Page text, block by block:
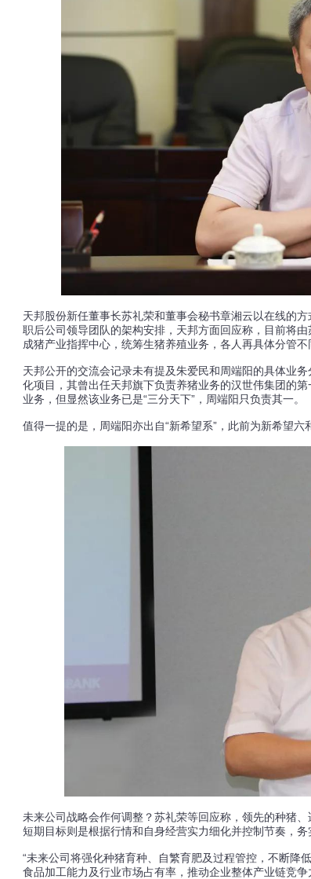
天邦股份新任董事长苏礼荣和董事会秘书章湘云以在线的
职后公司领导团队的架构安排，天邦方面回应称，目前将
成猪产业指挥中心，统筹生猪养殖业务，各人再具体分管
天邦公开的交流会记录未有提及朱爱民和周端阳的具体业
化项目，其曾出任天邦旗下负责养猪业务的汉世伟集团的
业务，但显然该业务已是“三分天下”，周端阳只负责其一。
值得一提的是，周端阳亦出自“新希望系”，此前为新希望
未来公司战略会作何调整？苏礼荣等回应称，领先的种猪
短期目标则是根据行情和自身经营实力细化并控制节奏，务
“未来公司将强化种猪育种、自繁育肥及过程管控，不断降
食品加工能力及行业市场占有率，推动企业整体产业链竞争